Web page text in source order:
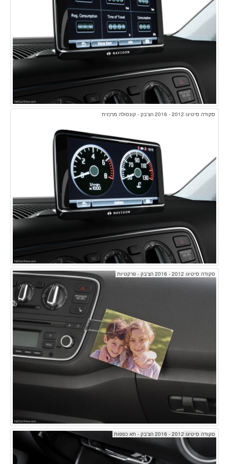
סקודה סיטיגו 2012 - 2016 הצ'בק - קונסולה מרכזית
סקודה סיטיגו 2012 - 2016 הצ'בק - פרקטיות
סקודה סיטיגו 2012 - 2016 הצ'בק - תא כפפות